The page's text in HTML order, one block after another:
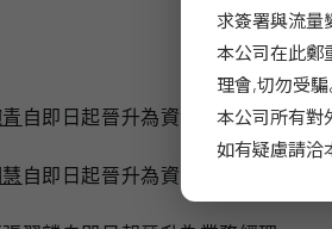
自即日起晉升為資深業務經理
自即日起晉升為資深業務經理
求簽署與流量
本公司在此鄭
理會,切勿受騙
本公司所有對
如有疑慮請洽